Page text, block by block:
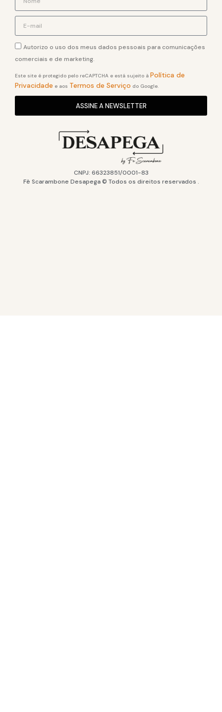
Autorizo o uso dos meus dados pessoais para comunicações
comerciais e de marketing.
Este site é protegido pelo reCAPTCHA e está sujeito à Política de
Privacidade e aos Termos de Serviço do Google.
ASSINE A NEWSLETTER
CNPJ: 66323851/0001-83
Fê Scarambone Desapega © Todos os direitos reservados .